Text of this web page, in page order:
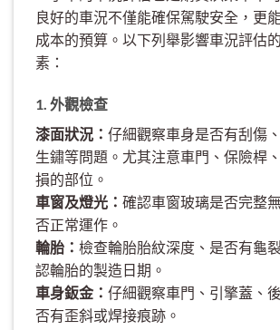
良好的車況不僅能確保駕駛安全，更
成本的預算。以下列舉影響車況評估
素：
1. 外觀檢查
漆面狀況： 仔細觀察車身是否有刮傷
生鏽等問題。尤其注意車門、保險桿
損的部位。
車窗及燈光： 確認車窗玻璃是否完整
否正常運作。
輪胎： 檢查輪胎胎紋深度、是否有龜
認輪胎的製造日期。
車身鈑金： 仔細觀察車門、引擎蓋、
否有歪斜或焊接痕跡。